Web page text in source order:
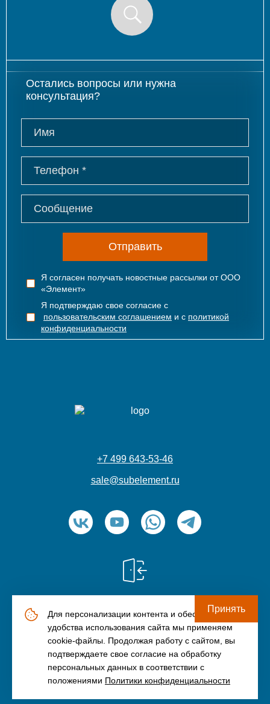
Остались вопросы или нужна
консультация?
Отправить
Я согласен получать новостные рассылки от ООО
«Элемент»
Я подтверждаю свое согласие с
пользовательским соглашением и с политикой
конфиденциальности
+7 499 643-53-46
sale@subelement.ru
© ООО «Элемент» (ИНН: 9709045791), 2006-2026
Политика конфиденциальности
Пользовательское соглашение
made by Rain
Для персонализации контента и обеспечения
удобства использования сайта мы применяем
cookie-файлы. Продолжая работу с сайтом, вы
подтверждаете свое согласие на обработку
персональных данных в соответствии с
положениями Политики конфиденциальности
Принять